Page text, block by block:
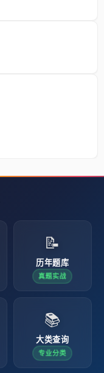
📝
历年题库
真题实战
📚
大类查询
专业分类